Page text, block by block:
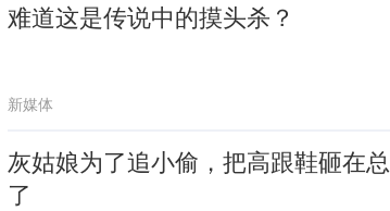
难道这是传说中的摸头杀？
新媒体
灰姑娘为了追小偷，把高跟鞋砸在
了